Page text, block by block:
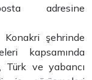
adresine
şehrinde
kapsamında
Türk ve yabancı